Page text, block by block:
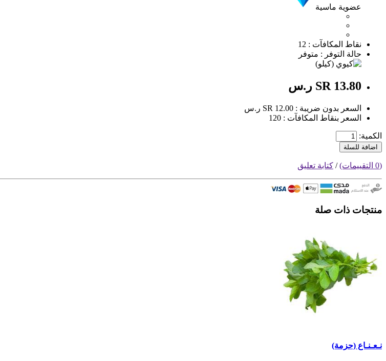
عضوية ماسية
نقاط المكافآت : 12
حالة التوفر : متوفر
SR 13.80 ر.س
السعر بدون ضريبة : SR 12.00 ر.س
السعر بنقاط المكافآت : 120
الكمية:
اضافة للسلة
(0 التقييمات) / كتابة تعليق
منتجات ذات صلة
نـعـنـاع (حزمة)